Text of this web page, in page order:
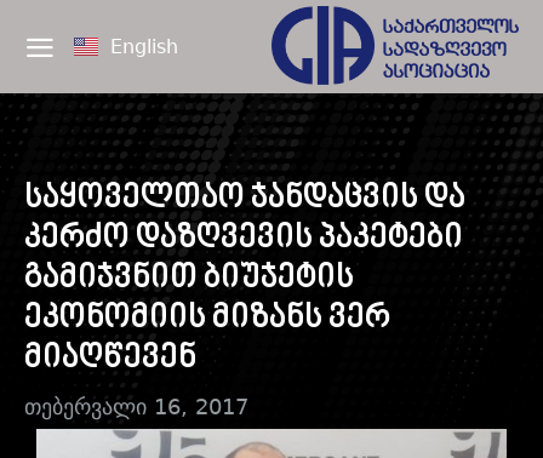
English
საყოველთაო ჯანდაცვის და
კერძო დაზღვევის პაკეტები
გამიჯვნით ბიუჯეტის
ეკონომიის მიზანს ვერ
მიაღწევენ
თებერვალი 16, 2017